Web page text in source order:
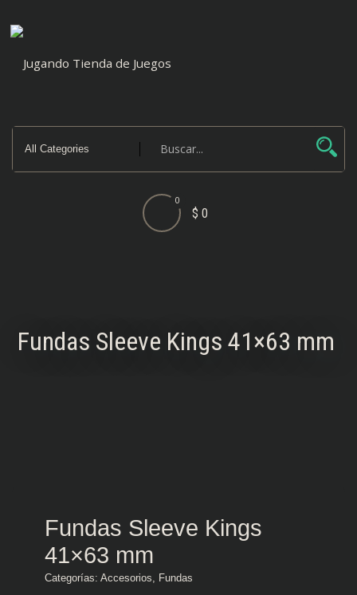
0
$ 0
Fundas Sleeve Kings 41×63 mm
Fundas Sleeve Kings
41×63 mm
Categorías: Accesorios Fundas